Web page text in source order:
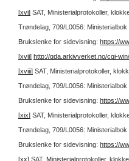
[xvi] SAT, Ministerialprotokoller,
Trøndelag, 709/L0056:
Brukslenke for sidevisning: https://
[xvii] http://gda.arkivverket.no/cgi-
[xviii] SAT, Ministerialprotokoller,
Trøndelag, 709/L0056:
Brukslenke for sidevisning: https://
[xix] SAT, Ministerialprotokoller,
Trøndelag, 709/L0056:
Brukslenke for sidevisning: https://
[xx] SAT, Ministerialprotokoller,